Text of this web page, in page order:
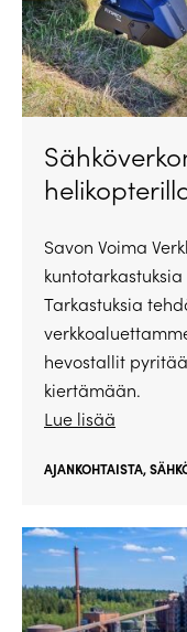
Savon Voima
Tarkastuksia
hevostallit
kiertämään.
Lue lisää
AJANKOHTAISTA,